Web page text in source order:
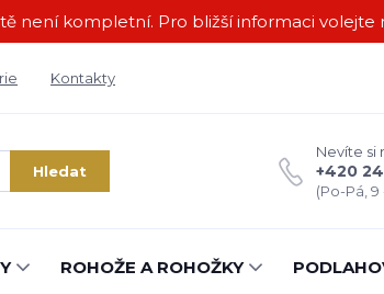
není kompletní. Pro bližší informaci volejte
Kontakty
Hledat
Nevíte si
+420
(Po-Pá, 9
ROHOŽE A ROHOŽKY